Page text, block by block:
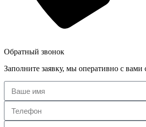
Обратный звонок
Заполните заявку, мы оперативно с вами